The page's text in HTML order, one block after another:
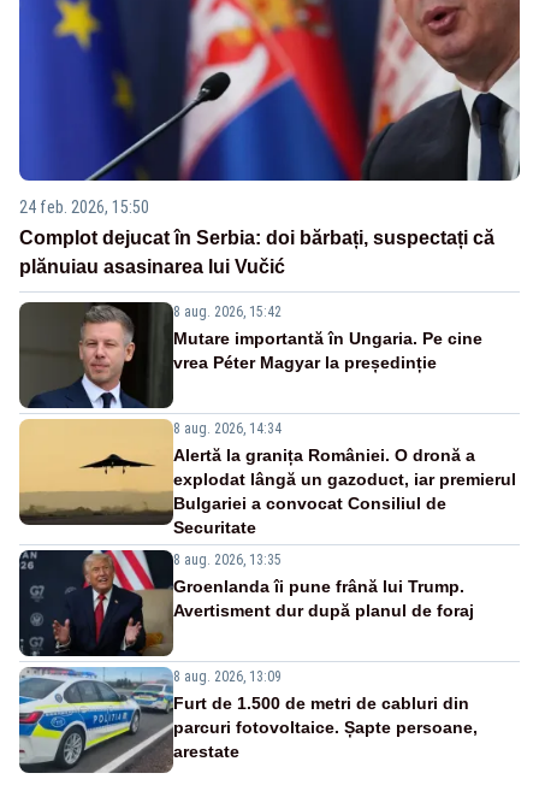
24 feb. 2026, 15:50
Complot dejucat în Serbia: doi bărbați, suspectați că
plănuiau asasinarea lui Vučić
8 aug. 2026, 15:42
Mutare importantă în Ungaria. Pe cine
vrea Péter Magyar la președinție
8 aug. 2026, 14:34
Alertă la granița României. O dronă a
explodat lângă un gazoduct, iar premierul
Bulgariei a convocat Consiliul de
Securitate
8 aug. 2026, 13:35
Groenlanda îi pune frână lui Trump.
Avertisment dur după planul de foraj
8 aug. 2026, 13:09
Furt de 1.500 de metri de cabluri din
parcuri fotovoltaice. Șapte persoane,
arestate